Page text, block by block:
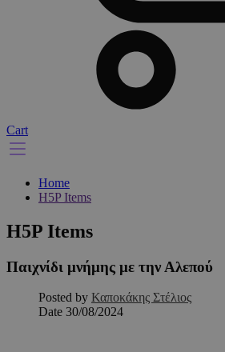
Cart
Home
H5P Items
H5P Items
Παιχνίδι μνήμης με την Αλεπού
Posted by Καποκάκης Στέλιος
Date 30/08/2024